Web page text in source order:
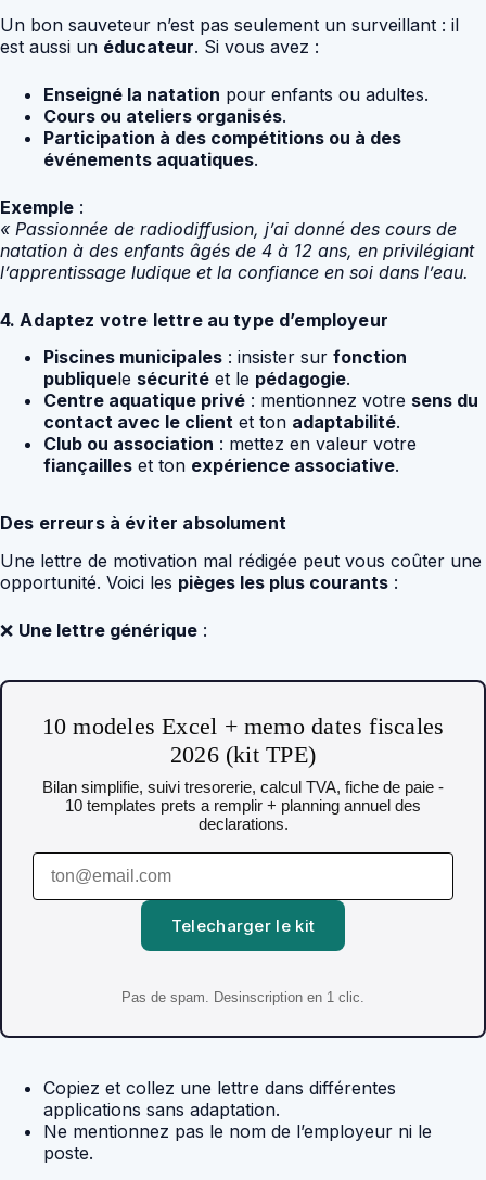
Un bon sauveteur n’est pas seulement un surveillant : il
est aussi un éducateur. Si vous avez :
Enseigné la natation pour enfants ou adultes.
Cours ou ateliers organisés.
Participation à des compétitions ou à des
événements aquatiques.
Exemple :
« Passionnée de radiodiffusion, j’ai donné des cours de
natation à des enfants âgés de 4 à 12 ans, en privilégiant
l’apprentissage ludique et la confiance en soi dans l’eau.
4. Adaptez votre lettre au type d’employeur
Piscines municipales : insister sur fonction
publiquele sécurité et le pédagogie.
Centre aquatique privé : mentionnez votre sens du
contact avec le client et ton adaptabilité.
Club ou association : mettez en valeur votre
fiançailles et ton expérience associative.
Des erreurs à éviter absolument
Une lettre de motivation mal rédigée peut vous coûter une
opportunité. Voici les pièges les plus courants :
❌ Une lettre générique :
10 modeles Excel + memo dates fiscales
2026 (kit TPE)
Bilan simplifie, suivi tresorerie, calcul TVA, fiche de paie -
10 templates prets a remplir + planning annuel des
declarations.
Telecharger le kit
Pas de spam. Desinscription en 1 clic.
Copiez et collez une lettre dans différentes
applications sans adaptation.
Ne mentionnez pas le nom de l’employeur ni le
poste.